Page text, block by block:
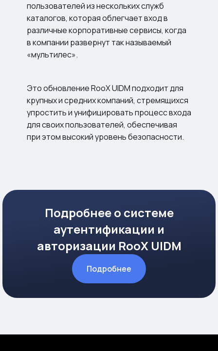
пользователей из нескольких служб
каталогов, которая облегчает вход в
различные корпоративные сервисы, когда
в компании развернут так называемый
«мультилес».
Это обновление RooX UIDM подходит для
крупных и средних компаний, стремящихся
упростить и унифицировать процесс входа
для своих пользователей, обеспечивая
при этом высокий уровень безопасности.
Подробнее о системе
аутентификации и
авторизации RooX UIDM
Подробнее